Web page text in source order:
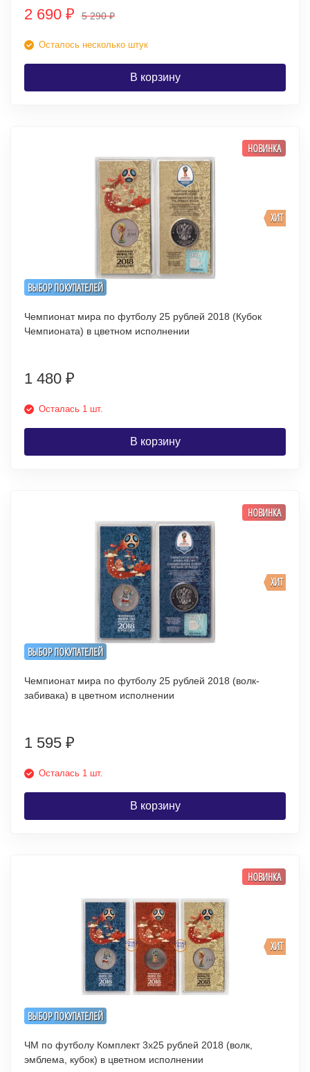
2 690 ₽ 5 290₽
Осталось несколько штук
В корзину
ВЫБОР ПОКУПАТЕЛЕЙ
ХИТ
НОВИНКА
Чемпионат мира по футболу 25 рублей 2018 (Кубок
Чемпионата) в цветном исполнении
1 480 ₽
Осталась 1 шт.
В корзину
ВЫБОР ПОКУПАТЕЛЕЙ
ХИТ
НОВИНКА
Чемпионат мира по футболу 25 рублей 2018 (волк-
забивака) в цветном исполнении
1 595 ₽
Осталась 1 шт.
В корзину
ВЫБОР ПОКУПАТЕЛЕЙ
ХИТ
НОВИНКА
ЧМ по футболу Комплект 3х25 рублей 2018 (волк,
эмблема, кубок) в цветном исполнении